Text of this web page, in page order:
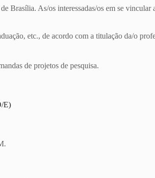
Brasília. As/os interessadas/os em se
etc., de acordo com a titulação da/o
de projetos de pesquisa.
E)